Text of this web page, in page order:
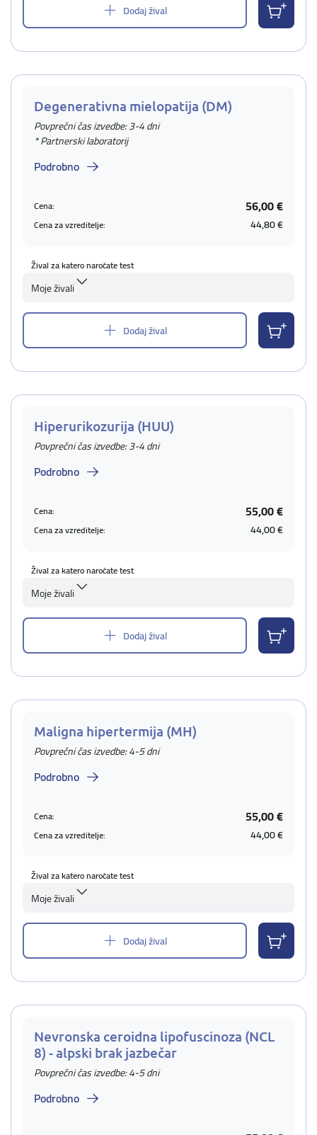
Dodaj žival
Degenerativna mielopatija (DM)
Povprečni čas izvedbe: 3-4 dni
* Partnerski laboratorij
Podrobno
Cena: 56,00 €
Cena za vzreditelje: 44,80 €
Žival za katero naročate test
Moje živali
Dodaj žival
Hiperurikozurija (HUU)
Povprečni čas izvedbe: 3-4 dni
Podrobno
Cena: 55,00 €
Cena za vzreditelje: 44,00 €
Žival za katero naročate test
Moje živali
Dodaj žival
Maligna hipertermija (MH)
Povprečni čas izvedbe: 4-5 dni
Podrobno
Cena: 55,00 €
Cena za vzreditelje: 44,00 €
Žival za katero naročate test
Moje živali
Dodaj žival
Nevronska ceroidna lipofuscinoza (NCL
8) - alpski brak jazbečar
Povprečni čas izvedbe: 4-5 dni
Podrobno